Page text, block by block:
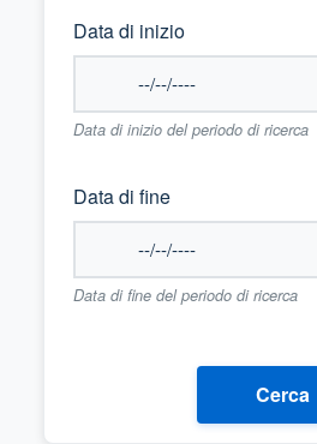
Data di inizio
Data di inizio del periodo di ricerca
Data di fine
Data di fine del periodo di ricerca
Cerca